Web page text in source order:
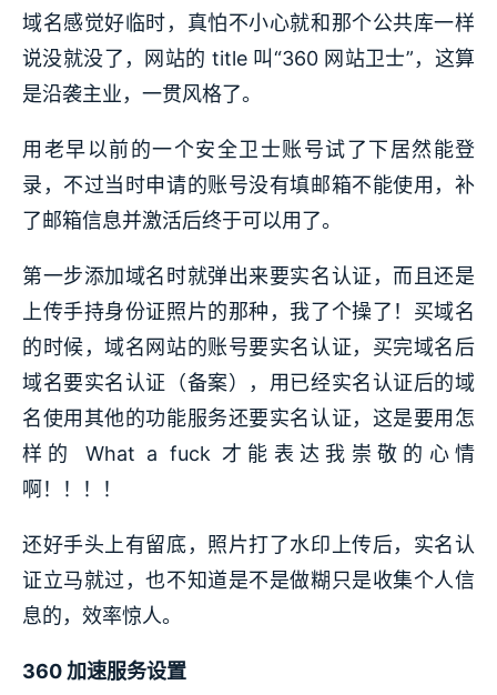
域名感觉好临时，真怕不小心就和那个公共库一样
说没就没了，网站的 title 叫“360 网站卫士”，这算
是沿袭主业，一贯风格了。
用老早以前的一个安全卫士账号试了下居然能登
录，不过当时申请的账号没有填邮箱不能使用，补
了邮箱信息并激活后终于可以用了。
第一步添加域名时就弹出来要实名认证，而且还是
上传手持身份证照片的那种，我了个操了！买域名
的时候，域名网站的账号要实名认证，买完域名后
域名要实名认证（备案），用已经实名认证后的域
名使用其他的功能服务还要实名认证，这是要用怎
样的 What a fuck 才能表达我崇敬的心情
啊！！！！
还好手头上有留底，照片打了水印上传后，实名认
证立马就过，也不知道是不是做糊只是收集个人信
息的，效率惊人。
360 加速服务设置